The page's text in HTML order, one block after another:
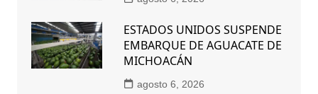
ESTADOS UNIDOS SUSPENDE
EMBARQUE DE AGUACATE DE
MICHOACÁN
agosto 6, 2026